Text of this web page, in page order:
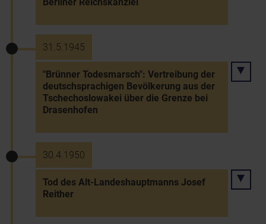
31.5.1945
"Brünner Todesmarsch": Vertreibung der
deutschsprachigen Bevölkerung aus der
Tschechoslowakei über die Grenze bei
Drasenhofen
30.4.1950
Tod des Alt-Landeshauptmanns Josef
Reither